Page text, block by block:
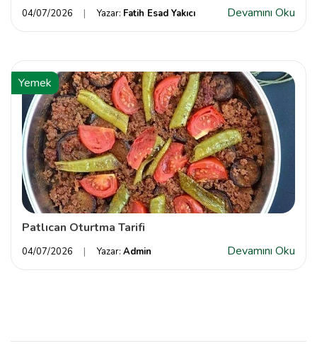
04/07/2026 Yazar: Fatih Esad Yakıcı Devamını Oku
Yemek
Patlıcan Oturtma Tarifi
04/07/2026 Yazar: Admin Devamını Oku